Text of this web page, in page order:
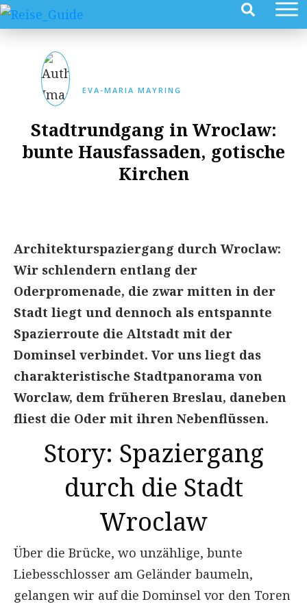
EVA-MARIA MAYRING
Stadtrundgang in Wroclaw:
bunte Hausfassaden, gotische
Kirchen
​Architekturspaziergang durch Wroclaw:
Wir schlendern entlang der
Oderpromenade, die zwar mitten in der
Stadt liegt und dennoch als entspannte
Spazierroute die Altstadt mit der
Dominsel verbindet. Vor uns liegt das
charakteristische Stadtpanorama von
Worclaw, dem früheren Breslau, daneben ​
fliest die Oder mit ihren Nebenflüssen.
Story: Spaziergang
durch die Stadt
Wroclaw
Über die Brücke, wo unzählige, bunte
Liebesschlosser am Geländer baumeln,
gelangen wir auf die Dominsel vor den Toren